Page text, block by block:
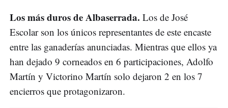
Los más duros de Albaserrada. Los de José
Escolar son los únicos representantes de este encaste
entre las ganaderías anunciadas. Mientras que ellos ya
han dejado 9 corneados en 6 participaciones, Adolfo
Martín y Victorino Martín solo dejaron 2 en los 7
encierros que protagonizaron.